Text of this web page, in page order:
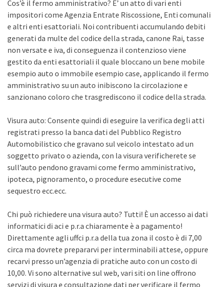
Cos’è il fermo amministrativo? E’ un atto di vari enti
impositori come Agenzia Entrate Riscossione, Enti comunali
e altri enti esattoriali. Noi contribuenti accumulando debiti
generati da multe del codice della strada, canone Rai, tasse
non versate e iva, di conseguenza il contenzioso viene
gestito da enti esattoriali il quale bloccano un bene mobile
esempio auto o immobile esempio case, applicando il fermo
amministrativo su un auto inibiscono la circolazione e
sanzionano coloro che trasgrediscono il codice della strada.
Visura auto: Consente quindi di eseguire la verifica degli atti
registrati presso la banca dati del Pubblico Registro
Automobilistico che gravano sul veicolo intestato ad un
soggetto privato o azienda, con la visura verificherete se
sull’auto pendono gravami come fermo amministrativo,
ipoteca, pignoramento, o procedure esecutive come
sequestro ecc.ecc.
Chi può richiedere una visura auto? Tutti! È un accesso ai dati
informatici di aci e p.r.a chiaramente è a pagamento!
Direttamente agli uffci p.r.a della tua zona il costo è di 7,00
circa ma dovrete prepararvi per interminabili attese, oppure
recarvi presso un’agenzia di pratiche auto con un costo di
10,00. Vi sono alternative sul web, vari siti on line offrono
servizi di visura e consultazione dati per verificare il fermo